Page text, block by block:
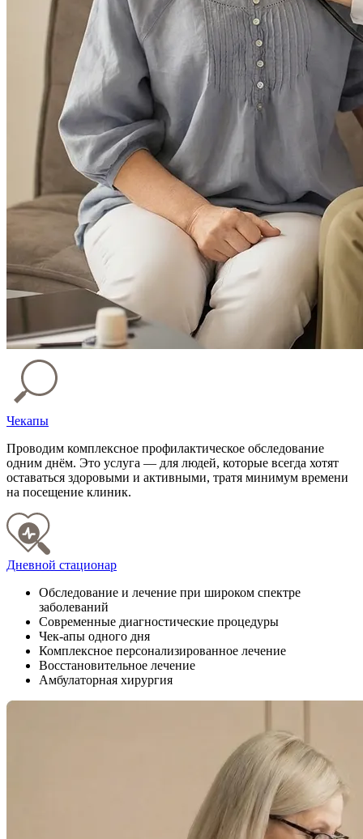
Чекапы
Проводим комплексное профилактическое обследование
одним днём. Это услуга — для людей, которые всегда хотят
оставаться здоровыми и активными, тратя минимум времени
на посещение клиник.
Дневной стационар
Обследование и лечение при широком спектре
заболеваний
Современные диагностические процедуры
Чек-апы одного дня
Комплексное персонализированное лечение
Восстановительное лечение
Амбулаторная хирургия